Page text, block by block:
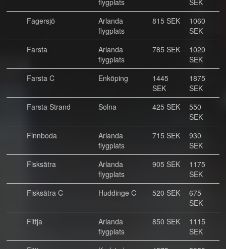
flygplats
SEK
Fagersjö
Arlanda
flygplats
815 SEK
1060
SEK
Farsta
Arlanda
flygplats
785 SEK
1020
SEK
Farsta C
Enköping
1445
SEK
1875
SEK
Farsta Strand
Solna 425 SEK
550
SEK
Finnboda
Arlanda
flygplats
715 SEK
930
SEK
Fisksätra
Arlanda
flygplats
905 SEK
1175
SEK
Fisksätra C
Huddinge C 520 SEK
675
SEK
Fittja
Arlanda
flygplats
850 SEK
1115
SEK